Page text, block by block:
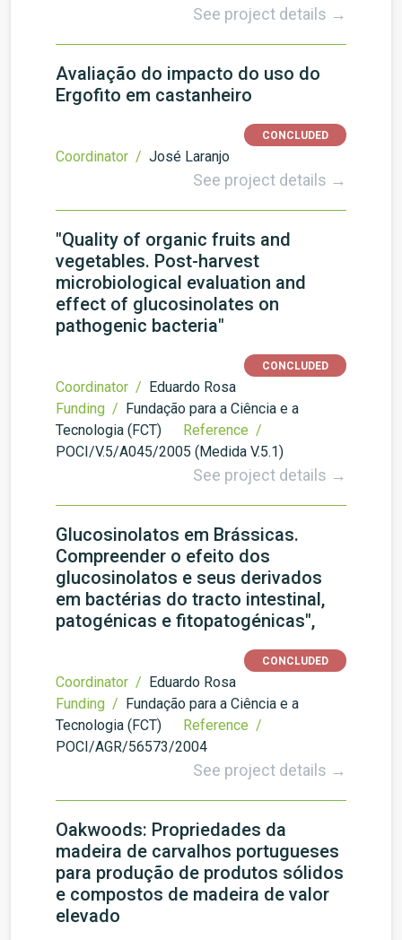
See project details →
Avaliação do impacto do uso do
Ergofito em castanheiro
CONCLUDED
Coordinator / José Laranjo
See project details →
"Quality of organic fruits and
vegetables. Post-harvest
microbiological evaluation and
effect of glucosinolates on
pathogenic bacteria"
CONCLUDED
Coordinator / Eduardo Rosa
Funding / Fundação para a Ciência e a
Tecnologia (FCT)
Reference /
POCI/V.5/A045/2005 (Medida V.5.1)
See project details →
Glucosinolatos em Brássicas.
Compreender o efeito dos
glucosinolatos e seus derivados
em bactérias do tracto intestinal,
patogénicas e fitopatogénicas",
CONCLUDED
Coordinator / Eduardo Rosa
Funding / Fundação para a Ciência e a
Tecnologia (FCT)
Reference /
POCI/AGR/56573/2004
See project details →
Oakwoods: Propriedades da
madeira de carvalhos portugueses
para produção de produtos sólidos
e compostos de madeira de valor
elevado